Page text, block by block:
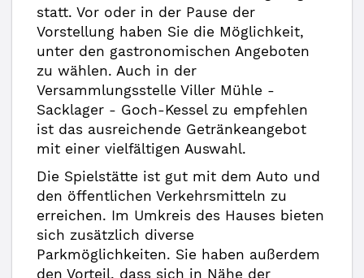
statt. Vor oder in der Pause der
Vorstellung haben Sie die Möglichkeit,
unter den gastronomischen Angeboten
zu wählen. Auch in der
Versammlungsstelle Viller Mühle -
Sacklager - Goch-Kessel zu empfehlen
ist das ausreichende Getränkeangebot
mit einer vielfältigen Auswahl.
Die Spielstätte ist gut mit dem Auto und
den öffentlichen Verkehrsmitteln zu
erreichen. Im Umkreis des Hauses bieten
sich zusätzlich diverse
Parkmöglichkeiten. Sie haben außerdem
den Vorteil, dass sich in Nähe der